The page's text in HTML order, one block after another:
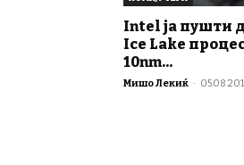
Intel ја пушти
Ice Lake
10nm...
Мишо Лекиќ -